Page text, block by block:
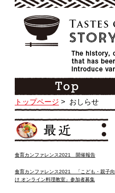
トップページ > おしらせ
食育カンファレンス2021 開催報告
食育カンファレンス2021 「こども・親子向
け オンライン料理教室」参加者募集